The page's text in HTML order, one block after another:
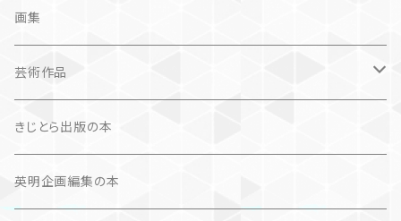
文学（論）
画集
芸術作品
画集
作品集＋エッセイ
写真集
きじとら出版の本
英明企画編集の本